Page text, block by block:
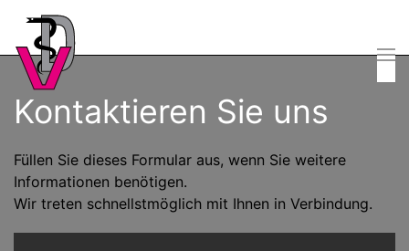
Skip
to
main
content
Kontaktieren Sie uns
Füllen Sie dieses Formular aus, wenn Sie weitere
Informationen benötigen.
Wir treten schnellstmöglich mit Ihnen in Verbindung.